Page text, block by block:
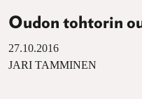
Oudon tohtorin
27.10.2016
JARI TAMMINEN